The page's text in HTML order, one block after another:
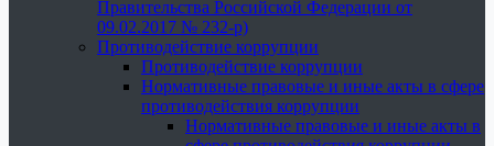
Правительства Российской Федерации от
09.02.2017 № 232-р)
Противодействие коррупции
Противодействие коррупции
Нормативные правовые и иные акты в сфере
противодействия коррупции
Нормативные правовые и иные акты в